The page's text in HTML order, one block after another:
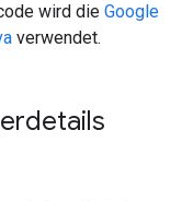
wird die Google
verwendet.